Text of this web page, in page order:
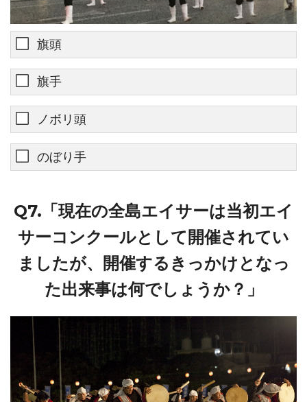
旗頭
旗手
ノボリ頭
のぼり手
Q7.「現在の全島エイサーは当初エイ
サーコンクールとして開催されてい
ましたが、開催するきっかけとなっ
た出来事は何でしょうか？」